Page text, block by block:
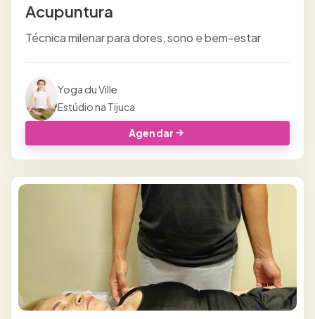
Acupuntura
Técnica milenar para dores, sono e bem-estar
Yoga du Ville
Estúdio na Tijuca
Agendar